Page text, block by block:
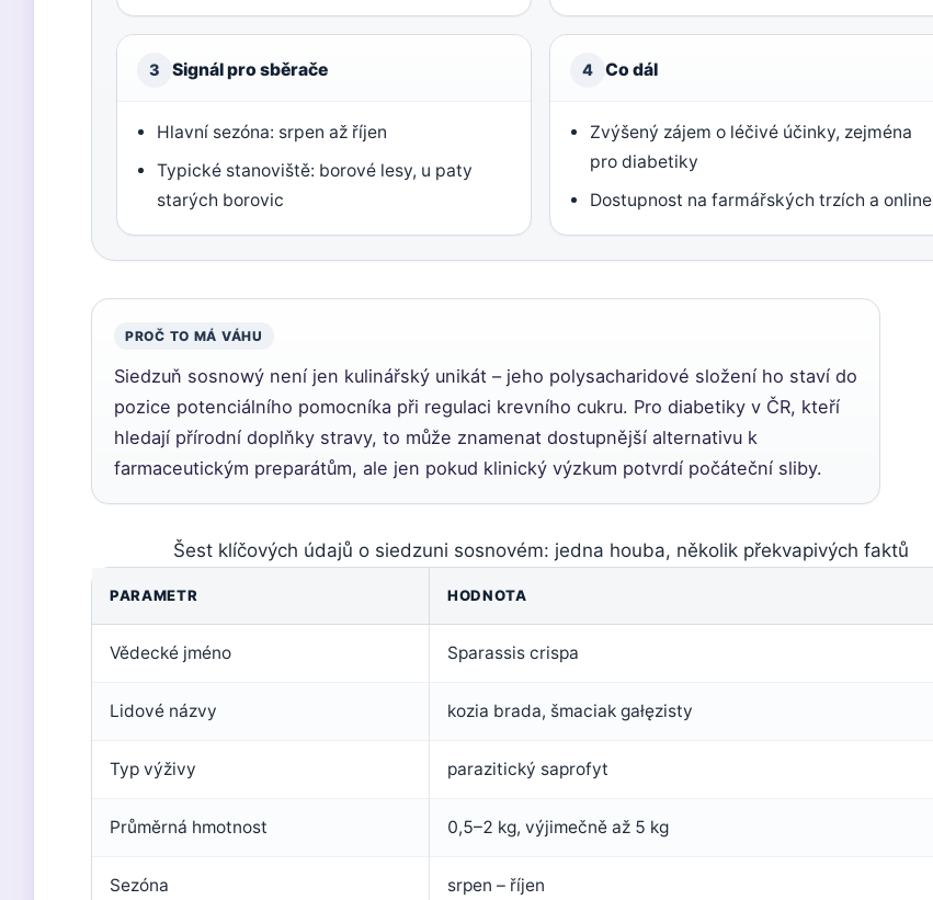
3 Signál pro sběrače
Hlavní sezóna: srpen až říjen
Typické stanoviště: borové lesy, u paty
starých borovic
4 Co dál
Zvýšený zájem o léčivé účinky, zejména
pro diabetiky
Dostupnost na farmářských trzích a online
PROČ TO MÁ VÁHU
Siedzuň sosnowý není jen kulinářský unikát – jeho polysacharidové složení ho staví do
pozice potenciálního pomocníka při regulaci krevního cukru. Pro diabetiky v ČR, kteří
hledají přírodní doplňky stravy, to může znamenat dostupnější alternativu k
farmaceutickým preparátům, ale jen pokud klinický výzkum potvrdí počáteční sliby.
Šest klíčových údajů o siedzuni sosnovém: jedna houba, několik překvapivých faktů
PARAMETR HODNOTA
Vědecké jméno Sparassis crispa
Lidové názvy kozia brada, šmaciak gałęzisty
Typ výživy parazitický saprofyt
Průměrná hmotnost 0,5–2 kg, výjimečně až 5 kg
Sezóna srpen – říjen